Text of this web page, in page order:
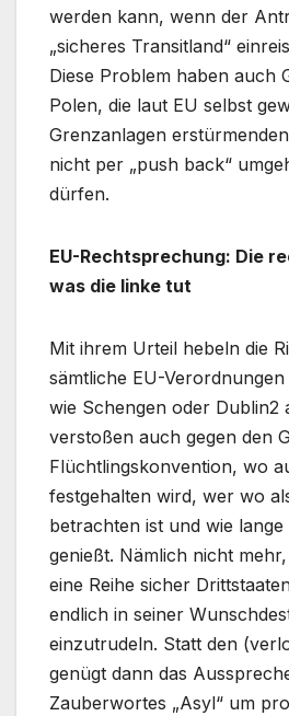
werden kann, wenn der
„sicheres Transitland“
Diese Problem haben auch
Polen, die laut EU selbst
Grenzanlagen
nicht per „push back“
dürfen.
EU-Rechtsprechung: Die
was die linke tut
Mit ihrem Urteil hebeln die
sämtliche EU-
wie Schengen oder Dublin2
verstoßen auch gegen den
Flüchtlingskonvention, wo
festgehalten wird, wer wo
betrachten ist und wie lange
genießt. Nämlich nicht
eine Reihe sicher
endlich in seiner
einzutrudeln. Statt den
genügt dann das
Zauberwortes „Asyl“ um